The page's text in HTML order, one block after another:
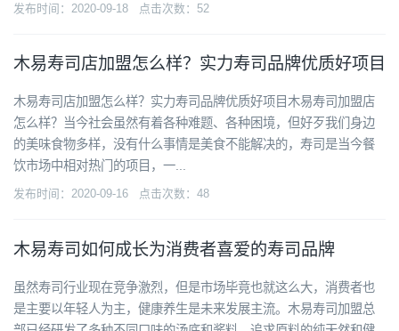
发布时间：2020-09-18 点击次数：52
木易寿司店加盟怎么样？实力寿司品牌优质好项目
木易寿司店加盟怎么样？实力寿司品牌优质好项目木易寿司加盟店
怎么样？当今社会虽然有着各种难题、各种困境，但好歹我们身边
的美味食物多样，没有什么事情是美食不能解决的，寿司是当今餐
饮市场中相对热门的项目，一...
发布时间：2020-09-16 点击次数：48
木易寿司如何成长为消费者喜爱的寿司品牌
虽然寿司行业现在竞争激烈，但是市场毕竟也就这么大，消费者也
是主要以年轻人为主，健康养生是未来发展主流。木易寿司加盟总